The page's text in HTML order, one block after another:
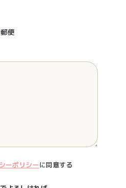
郵便
ーポリシーに同意する